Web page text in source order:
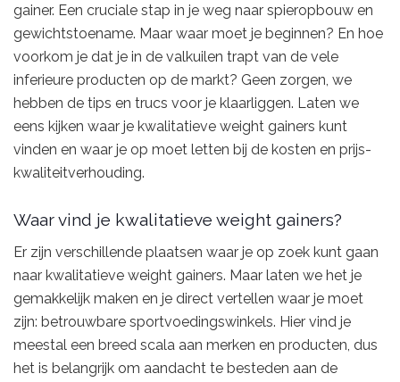
gainer. Een cruciale stap in je weg naar spieropbouw en
gewichtstoename. Maar waar moet je beginnen? En hoe
voorkom je dat je in de valkuilen trapt van de vele
inferieure producten op de markt? Geen zorgen, we
hebben de tips en trucs voor je klaarliggen. Laten we
eens kijken waar je kwalitatieve weight gainers kunt
vinden en waar je op moet letten bij de kosten en prijs-
kwaliteitverhouding.
Waar vind je kwalitatieve weight gainers?
Er zijn verschillende plaatsen waar je op zoek kunt gaan
naar kwalitatieve weight gainers. Maar laten we het je
gemakkelijk maken en je direct vertellen waar je moet
zijn: betrouwbare sportvoedingswinkels. Hier vind je
meestal een breed scala aan merken en producten, dus
het is belangrijk om aandacht te besteden aan de